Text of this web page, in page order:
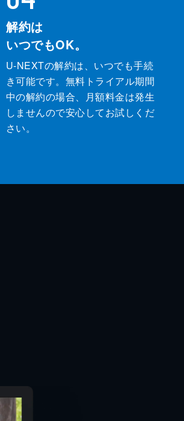
解約は
いつでもOK。
U-NEXTの解約は、いつでも手続
き可能です。無料トライアル期間
中の解約の場合、月額料金は発生
しませんので安心してお試しくだ
さい。